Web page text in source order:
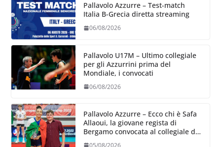
Pallavolo Azzurre – Test-match
Italia B-Grecia diretta streaming
06/08/2026
Pallavolo U17M – Ultimo collegiale
per gli Azzurrini prima del
Mondiale, i convocati
06/08/2026
Pallavolo Azzurre – Ecco chi è Safa
Allaoui, la giovane regista di
Bergamo convocata al collegiale di
Cavalese
05/08/2026